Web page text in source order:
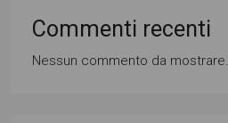
Commenti recenti
Nessun commento da mostrare.